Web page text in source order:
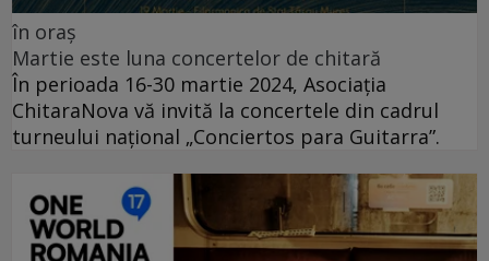
în oraș
Martie este luna concertelor de chitară
În perioada 16-30 martie 2024, Asociația
ChitaraNova vă invită la concertele din cadrul
turneului național „Conciertos para Guitarra”.